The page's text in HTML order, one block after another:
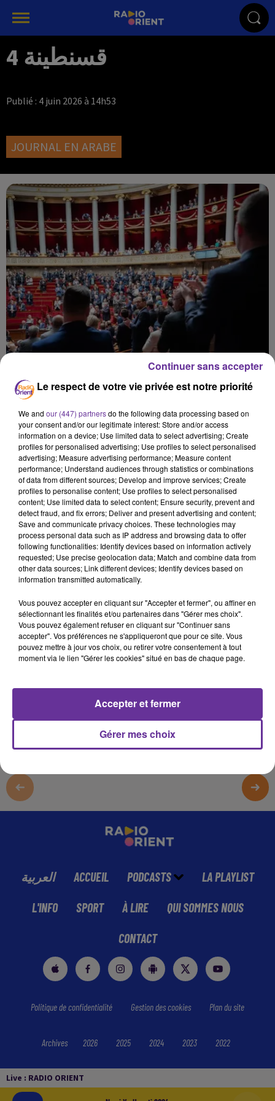
Live : RADIO ORIENT
قسنطينة 4
Publié : 4 juin 2026 à 14h53
JOURNAL EN ARABE
قسنطينة 4
4 juin 2026 - 14 min 35 sec
قسنطينة 4
قسنطينة 4
قسنطينة 4
قسنطينة 4
0:00 14 min 35 sec
Afficher la transcription écrite
العربية ACCUEIL PODCASTS LA PLAYLIST
L'INFO SPORT À LIRE QUI SOMMES NOUS
CONTACT
Politique de confidentialité Gestion des cookies Plan du site
Archives 2026 2025 2024 2023 2022
Le respect de votre vie privée est notre priorité
We and our (447) partnersdo the following data processing based on
your consent and/or our legitimate interest: Store and/or access
information on a device; Use limited data to select advertising; Create
profiles for personalised advertising; Use profiles to select personalised
advertising; Measure advertising performance; Measure content
performance; Understand audiences through statistics or combinations
of data from different sources; Develop and improve services; Create
profiles to personalise content; Use profiles to select personalised
content; Use limited data to select content; Ensure security, prevent and
detect fraud, and fix errors; Deliver and present advertising and content;
Save and communicate privacy choices. These technologies may
process personal data such as IP address and browsing data to offer
following functionalities: Identify devices based on information actively
requested; Use precise geolocation data; Match and combine data from
other data sources; Link different devices; Identify devices based on
information transmitted automatically.
Vous pouvez accepter en cliquant sur "Accepter et fermer", ou affiner en
sélectionnant les finalités et/ou partenaires dans "Gérer mes choix".
Vous pouvez également refuser en cliquant sur "Continuer sans
accepter". Vos préférences ne s'appliqueront que pour ce site. Vous
pouvez mettre à jour vos choix, ou retirer votre consentement à tout
moment via le lien "Gérer les cookies" situé en bas de chaque page.
Gérer mes choix
Accepter et fermer
Continuer sans accepter